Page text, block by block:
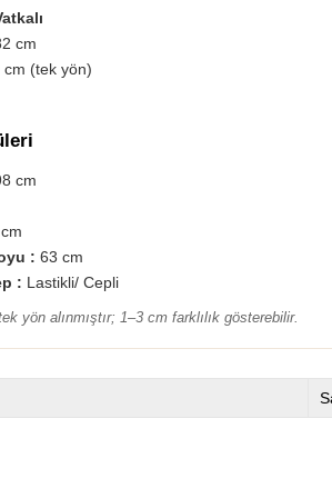
cm
cm (tek yön)
cm
: 63 cm
: Lastikli/ Cepli
yön alınmıştır; 1–3 cm farklılık gösterebilir.